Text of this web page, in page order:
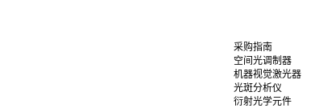
采购指南
空间光调制器
机器视觉激光器
光斑分析仪
衍射光学元件